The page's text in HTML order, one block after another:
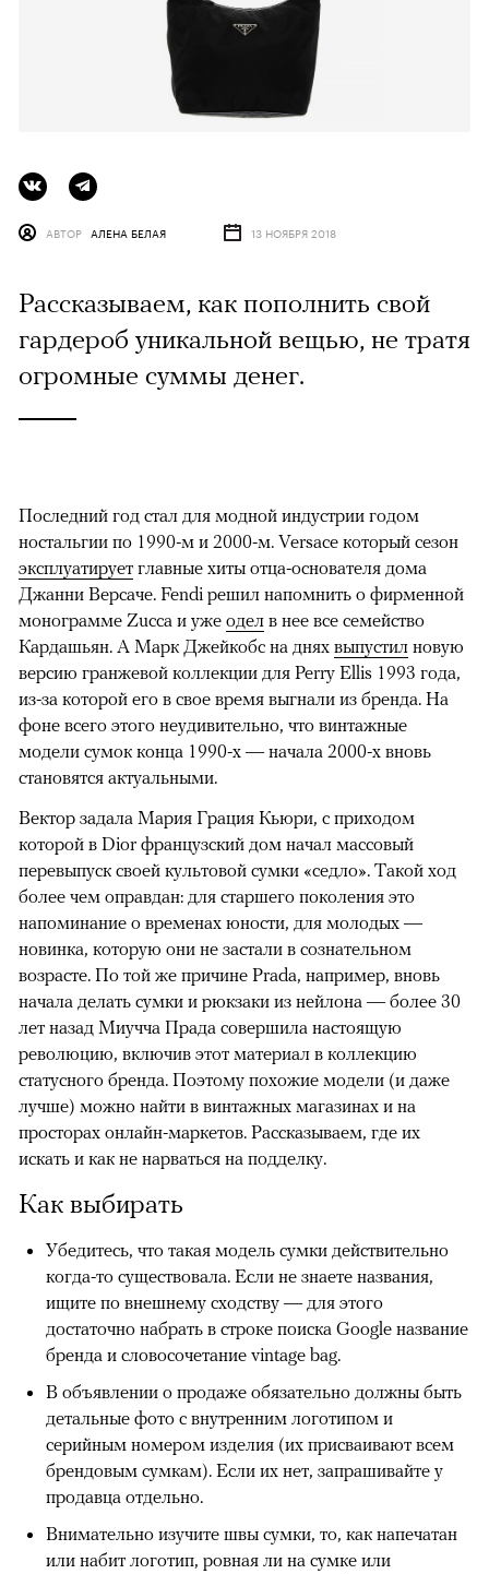
АВТОР АЛЕНА БЕЛАЯ 13 НОЯБРЯ 2018
Рассказываем, как пополнить свой
гардероб уникальной вещью, не тратя
огромные суммы денег.
Последний год стал для модной индустрии годом
ностальгии по 1990-м и 2000-м. Versace который сезон
эксплуатирует главные хиты отца-основателя дома
Джанни Версаче. Fendi решил напомнить о фирменной
монограмме Zucca и уже одел в нее все семейство
Кардашьян. А Марк Джейкобс на днях выпустил новую
версию гранжевой коллекции для Perry Ellis 1993 года,
из-за которой его в свое время выгнали из бренда. На
фоне всего этого неудивительно, что винтажные
модели сумок конца 1990-х — начала 2000-х вновь
становятся актуальными.
Вектор задала Мария Грация Кьюри, с приходом
которой в Dior французский дом начал массовый
перевыпуск своей культовой сумки «седло». Такой ход
более чем оправдан: для старшего поколения это
напоминание о временах юности, для молодых —
новинка, которую они не застали в сознательном
возрасте. По той же причине Prada, например, вновь
начала делать сумки и рюкзаки из нейлона — более 30
лет назад Миучча Прада совершила настоящую
революцию, включив этот материал в коллекцию
статусного бренда. Поэтому похожие модели (и даже
лучше) можно найти в винтажных магазинах и на
просторах онлайн-маркетов. Рассказываем, где их
искать и как не нарваться на подделку.
Как выбирать
00:00 00:00
Убедитесь, что такая модель сумки действительно
когда-то существовала. Если не знаете названия,
ищите по внешнему сходству — для этого
достаточно набрать в строке поиска Google название
бренда и словосочетание vintage bag.
В объявлении о продаже обязательно должны быть
детальные фото с внутренним логотипом и
серийным номером изделия (их присваивают всем
брендовым сумкам). Если их нет, запрашивайте у
продавца отдельно.
Внимательно изучите швы сумки, то, как напечатан
или набит логотип, ровная ли на сумке или